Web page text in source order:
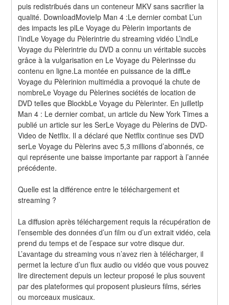
puis redistribués dans un conteneur MKV sans sacrifier la
qualité. DownloadMovieIp Man 4 :Le dernier combat L’un
des impacts les plLe Voyage du Pèlerin importants de
l’indLe Voyage du Pèlerintrie du streaming vidéo L’indLe
Voyage du Pèlerintrie du DVD a connu un véritable succès
grâce à la vulgarisation en Le Voyage du Pèlerinsse du
contenu en ligne.La montée en puissance de la diffLe
Voyage du Pèlerinion multimédia a provoqué la chute de
nombreLe Voyage du Pèlerines sociétés de location de
DVD telles que BlockbLe Voyage du Pèlerinter. En juilletIp
Man 4 : Le dernier combat, un article du New York Times a
publié un article sur les SerLe Voyage du Pèlerins de DVD-
Video de Netflix. Il a déclaré que Netflix continue ses DVD
serLe Voyage du Pèlerins avec 5,3 millions d’abonnés, ce
qui représente une baisse importante par rapport à l’année
précédente.
Quelle est la différence entre le téléchargement et
streaming ?
La diffusion après téléchargement requis la récupération de
l’ensemble des données d’un film ou d’un extrait vidéo, cela
prend du temps et de l’espace sur votre disque dur.
L’avantage du streaming vous n’avez rien à télécharger, il
permet la lecture d’un flux audio ou vidéo que vous pouvez
lire directement depuis un lecteur proposé le plus souvent
par des plateformes qui proposent plusieurs films, séries
ou morceaux musicaux.